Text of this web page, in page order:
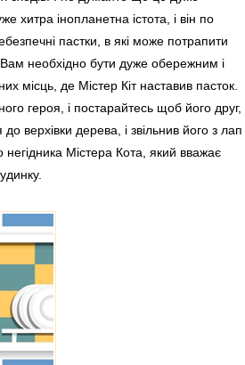
хитра інопланетна істота, і він по
пастки, в які може потрапити
необхідно бути дуже обережним і
місць, де Містер Кіт наставив пасток.
героя, і постарайтесь щоб його друг,
верхівки дерева, і звільнив його з лап
негідника Містера Кота, який вважає